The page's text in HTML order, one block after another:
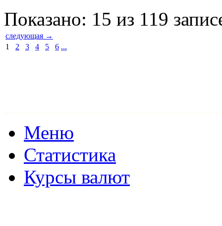
Показано: 15 из 119
следующая →
1
2 3 4 5 6 ...
Меню
Статистика
Курсы валют